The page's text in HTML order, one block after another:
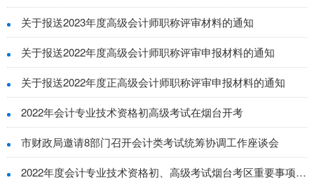
关于报送2023年度高级会计师职称评审材料的通知
关于报送2022年度高级会计师职称评审申报材料的通知
关于报送2022年度正高级会计师职称评审申报材料的通知
2022年会计专业技术资格初高级考试在烟台开考
市财政局邀请8部门召开会计类考试统筹协调工作座谈会
2022年度会计专业技术资格初、高级考试烟台考区重要事项提示